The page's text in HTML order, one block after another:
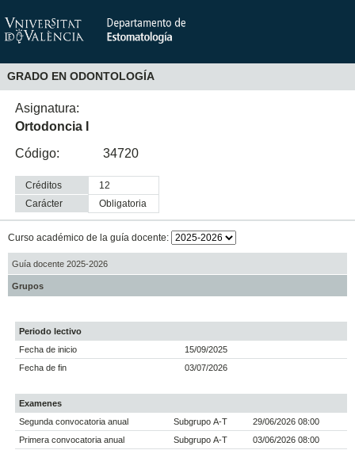
GRADO EN ODONTOLOGÍA
Asignatura:
Ortodoncia I
Código:
34720
Créditos
12
Carácter
obligatoria
Curso académico de la guía docente:
Guía docente 2025-2026
Grupos
Periodo lectivo
Fecha de inicio
15/09/2025
Fecha de fin
03/07/2026
Examenes
Segunda convocatoria anual
Subgrupo A-T
29/06/2026 08:00
Primera convocatoria anual
Subgrupo A-T 03/06/2026 08:00